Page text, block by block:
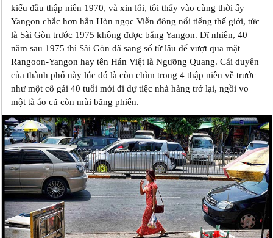
kiểu đầu thập niên 1970, và xin lỗi, tôi thấy vào cùng thời ấy
Yangon chắc hơn hẳn Hòn ngọc Viễn đông nổi tiếng thế giới, tức
là Sài Gòn trước 1975 không được bằng Yangon. Dĩ nhiên, 40
năm sau 1975 thì Sài Gòn đã sang số từ lâu để vượt qua mặt
Rangoon-Yangon hay tên Hán Việt là Ngưỡng Quang. Cái duyên
của thành phố này lúc đó là còn chìm trong 4 thập niên về trước
như một cô gái 40 tuổi mới đi dự tiệc nhà hàng trở lại, ngồi vo
một tà áo cũ còn mùi băng phiến.